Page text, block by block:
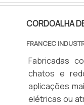
(cobre nu
Desenho/
Quantidade e
CORDOALHA
FRANCEC
Fabricadas
chatos e
aplicações
elétricas ou